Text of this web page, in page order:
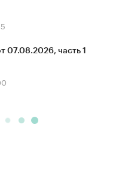
07.08.2026, часть 1